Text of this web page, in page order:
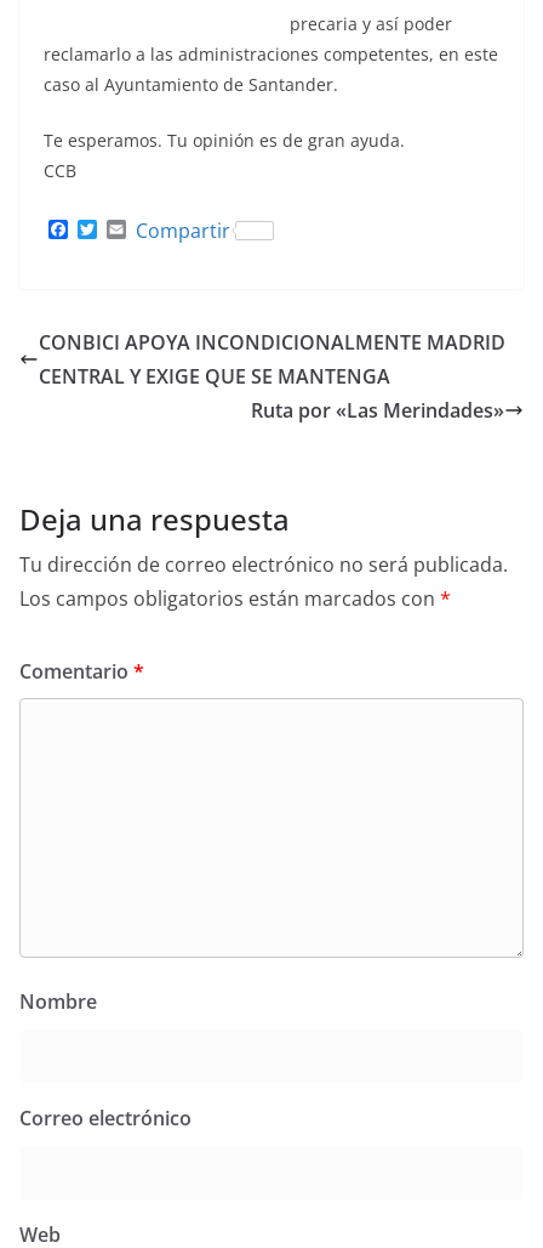
precaria y así poder
reclamarlo a las administraciones competentes, en este
caso al Ayuntamiento de Santander.
Te esperamos. Tu opinión es de gran ayuda.
CCB
o
k
T
r
Compartir
CONBICI APOYA INCONDICIONALMENTE MADRID
CENTRAL Y EXIGE QUE SE MANTENGA
Ruta por «Las Merindades»
Deja una respuesta
Tu dirección de correo electrónico no será publicada.
Los campos obligatorios están marcados con *
Comentario *
Nombre
Correo electrónico
Web